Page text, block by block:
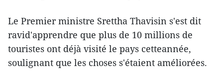
Le Premier ministre Srettha Thavisin s'est dit
ravid'apprendre que plus de 10 millions de
touristes ont déjà visité le pays cetteannée,
soulignant que les choses s'étaient améliorées.